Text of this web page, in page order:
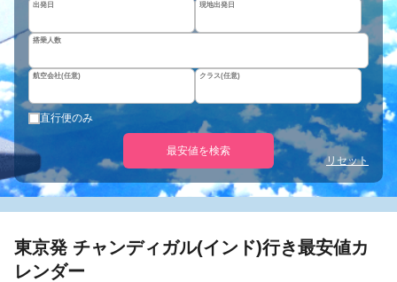
出発日 現地出発日
搭乗人数
航空会社(任意) クラス(任意)
直行便のみ
最安値を検索
リセット
東京発 チャンディガル(インド)行き最安値カ
レンダー